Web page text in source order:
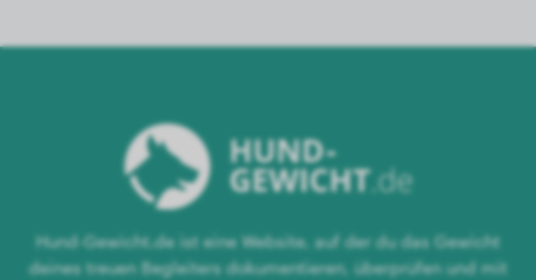
Hund-Gewicht.de ist eine Website, auf der du das Gewicht
deines treuen Begleiters dokumentieren, überprüfen und mit